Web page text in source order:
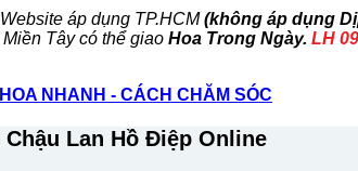
áp dụng TP.HCM(không áp dụng
Tây có thể giao Hoa Trong Ngày. LH
NHANH - CÁCH CHĂM SÓC
Lan Hồ Điệp Online